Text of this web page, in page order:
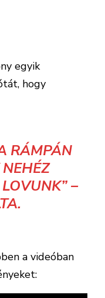
egyik
hogy
RÁMPÁN
–
a videóban